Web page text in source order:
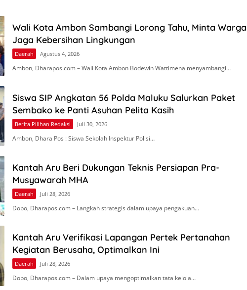
Wali Kota Ambon Sambangi Lorong Tahu, Minta Warga
Jaga Kebersihan Lingkungan
Daerah Agustus 4, 2026
Ambon, Dharapos.com – Wali Kota Ambon Bodewin Wattimena menyambangi…
Siswa SIP Angkatan 56 Polda Maluku Salurkan Paket
Sembako ke Panti Asuhan Pelita Kasih
Berita Pilihan Redaksi Juli 30, 2026
Ambon, Dhara Pos : Siswa Sekolah Inspektur Polisi…
Kantah Aru Beri Dukungan Teknis Persiapan Pra-
Musyawarah MHA
Daerah Juli 28, 2026
Dobo, Dharapos.com – Langkah strategis dalam upaya pengakuan…
Kantah Aru Verifikasi Lapangan Pertek Pertanahan
Kegiatan Berusaha, Optimalkan Ini
Daerah Juli 28, 2026
Dobo, Dharapos.com – Dalam upaya mengoptimalkan tata kelola…